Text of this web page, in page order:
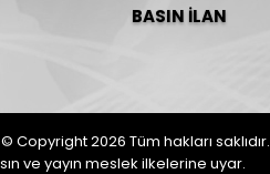
BASIN İLAN
Copyright 2026 Tüm hakları saklıdır.
ve yayın meslek ilkelerine uyar.